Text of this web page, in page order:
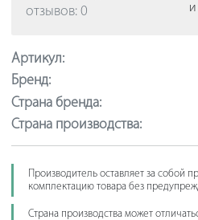
отзывов: 0
Артикул:
Бренд:
Страна бренда:
Страна производства:
Производитель оставляет за собой
комплектацию товара без
Страна производства может